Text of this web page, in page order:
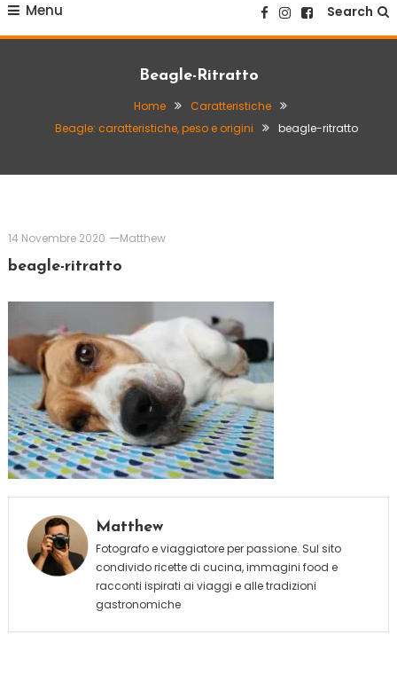
Menu Search
Beagle-Ritratto
Home
Caratteristiche
Beagle: caratteristiche, peso e origini
beagle-ritratto
14 Novembre 2020 Matthew
beagle-ritratto
Matthew
Fotografo e viaggiatore per passione. Sul sito
condivido ricette di cucina, immagini food e
racconti ispirati ai viaggi e alle tradizioni
gastronomiche